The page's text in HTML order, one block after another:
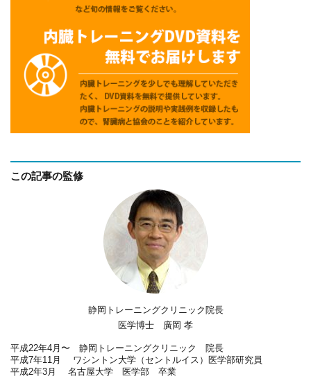
この記事の監修
静岡トレーニングクリニック院長
医学博士 廣岡 孝
平成22年4月〜 静岡トレーニングクリニック 院長
平成7年11月 ワシントン大学（セントルイス）医学部研究員
平成2年3月 名古屋大学 医学部 卒業